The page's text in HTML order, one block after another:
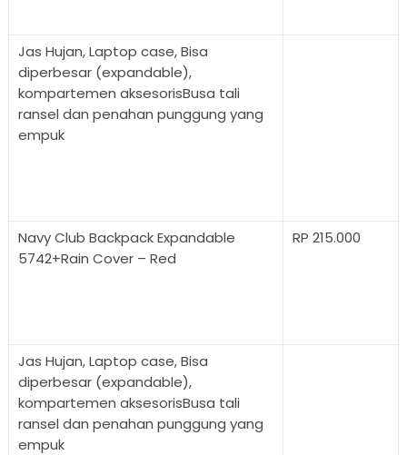
Jas Hujan, Laptop case, Bisa
diperbesar (expandable),
kompartemen aksesorisBusa tali
ransel dan penahan punggung yang
empuk
Navy Club Backpack Expandable
5742+Rain Cover – Red
RP 215.000
Jas Hujan, Laptop case, Bisa
diperbesar (expandable),
kompartemen aksesorisBusa tali
ransel dan penahan punggung yang
empuk